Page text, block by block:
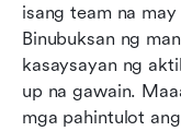
isang team na
Binubuksan ng
kasaysayan ng
up na gawain.
mga pahintulot